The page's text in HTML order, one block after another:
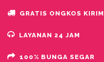
GRATIS ONGKOS KIRIM
LAYANAN 24 JAM
100% BUNGA SEGAR